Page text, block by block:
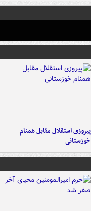
پیروزی استقلال مقابل همنام
خوزستانی